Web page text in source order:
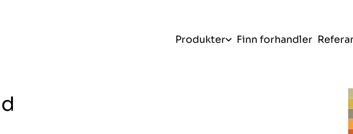
Produkter Finn forhandler